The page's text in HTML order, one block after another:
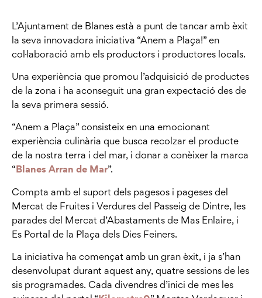
L’Ajuntament de Blanes està a punt de tancar amb èxit
la seva innovadora iniciativa “Anem a Plaça!” en
col·laboració amb els productors i productores locals.
Una experiència que promou l’adquisició de productes
de la zona i ha aconseguit una gran expectació des de
la seva primera sessió.
“Anem a Plaça” consisteix en una emocionant
experiència culinària que busca recolzar el producte
de la nostra terra i del mar, i donar a conèixer la marca
“Blanes Arran de Mar”.
Compta amb el suport dels pagesos i pageses del
Mercat de Fruites i Verdures del Passeig de Dintre, les
parades del Mercat d’Abastaments de Mas Enlaire, i
Es Portal de la Plaça dels Dies Feiners.
La iniciativa ha començat amb un gran èxit, i ja s’han
desenvolupat durant aquest any, quatre sessions de les
sis programades. Cada divendres d’inici de mes les